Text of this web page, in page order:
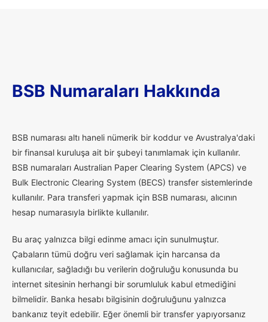
BSB Numaraları Hakkında
BSB numarası altı haneli nümerik bir koddur ve Avustralya'daki
bir finansal kuruluşa ait bir şubeyi tanımlamak için kullanılır.
BSB numaraları Australian Paper Clearing System (APCS) ve
Bulk Electronic Clearing System (BECS) transfer sistemlerinde
kullanılır. Para transferi yapmak için BSB numarası, alıcının
hesap numarasıyla birlikte kullanılır.
Bu araç yalnızca bilgi edinme amacı için sunulmuştur.
Çabaların tümü doğru veri sağlamak için harcansa da
kullanıcılar, sağladığı bu verilerin doğruluğu konusunda bu
internet sitesinin herhangi bir sorumluluk kabul etmediğini
bilmelidir. Banka hesabı bilgisinin doğruluğunu yalnızca
bankanız teyit edebilir. Eğer önemli bir transfer yapıyorsanız